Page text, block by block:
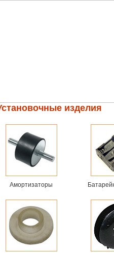
изделия
Амортизаторы